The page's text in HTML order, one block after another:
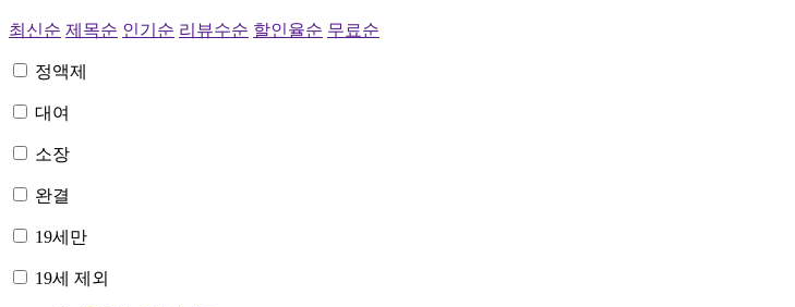
최신순 제목순 인기순 리뷰수순 할인율순 무료순
정액제
대여
소장
완결
19세만
19세 제외